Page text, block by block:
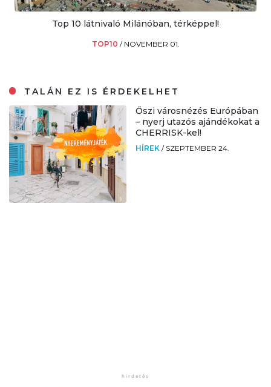
Top 10 látnivaló Milánóban, térképpel!
TOP10 / NOVEMBER 01.
TALÁN EZ IS ÉRDEKELHET
Őszi városnézés Európában
– nyerj utazós ajándékokat a
CHERRISK-kel!
HÍREK / SZEPTEMBER 24.